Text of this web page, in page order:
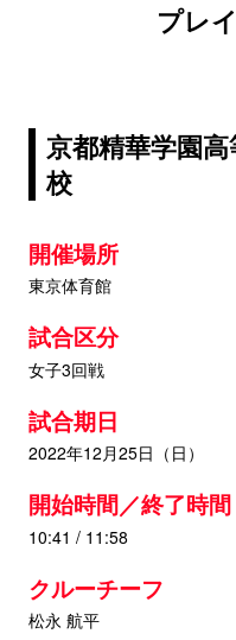
プレ
京都精華学園
校
開催場所
東京体育館
試合区分
女子3回戦
試合期日
2022年12月25日（日）
開始時間／終了時間
10:41 / 11:58
クルーチーフ
松永 航平